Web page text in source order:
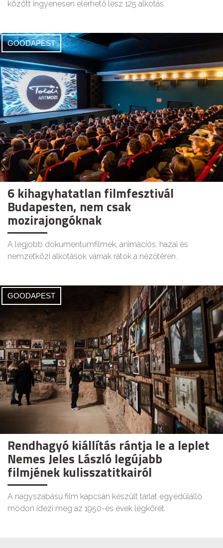
között ingyenesen elérhető lesz 125 alkotás.
GOODAPEST
6 kihagyhatatlan filmfesztivál
Budapesten, nem csak
mozirajongóknak
A legjobb dokumentumfilmek, animációs, hazai és
nemzetközi alkotások várnak rátok a nézőtéren.
GOODAPEST
Rendhagyó kiállítás rántja le a leplet
Nemes Jeles László legújabb
filmjének kulisszatitkairól
A nagyszabású film kapcsán készült tárlat egyedülálló
módon idézi meg az 1950-es évek légkörét.